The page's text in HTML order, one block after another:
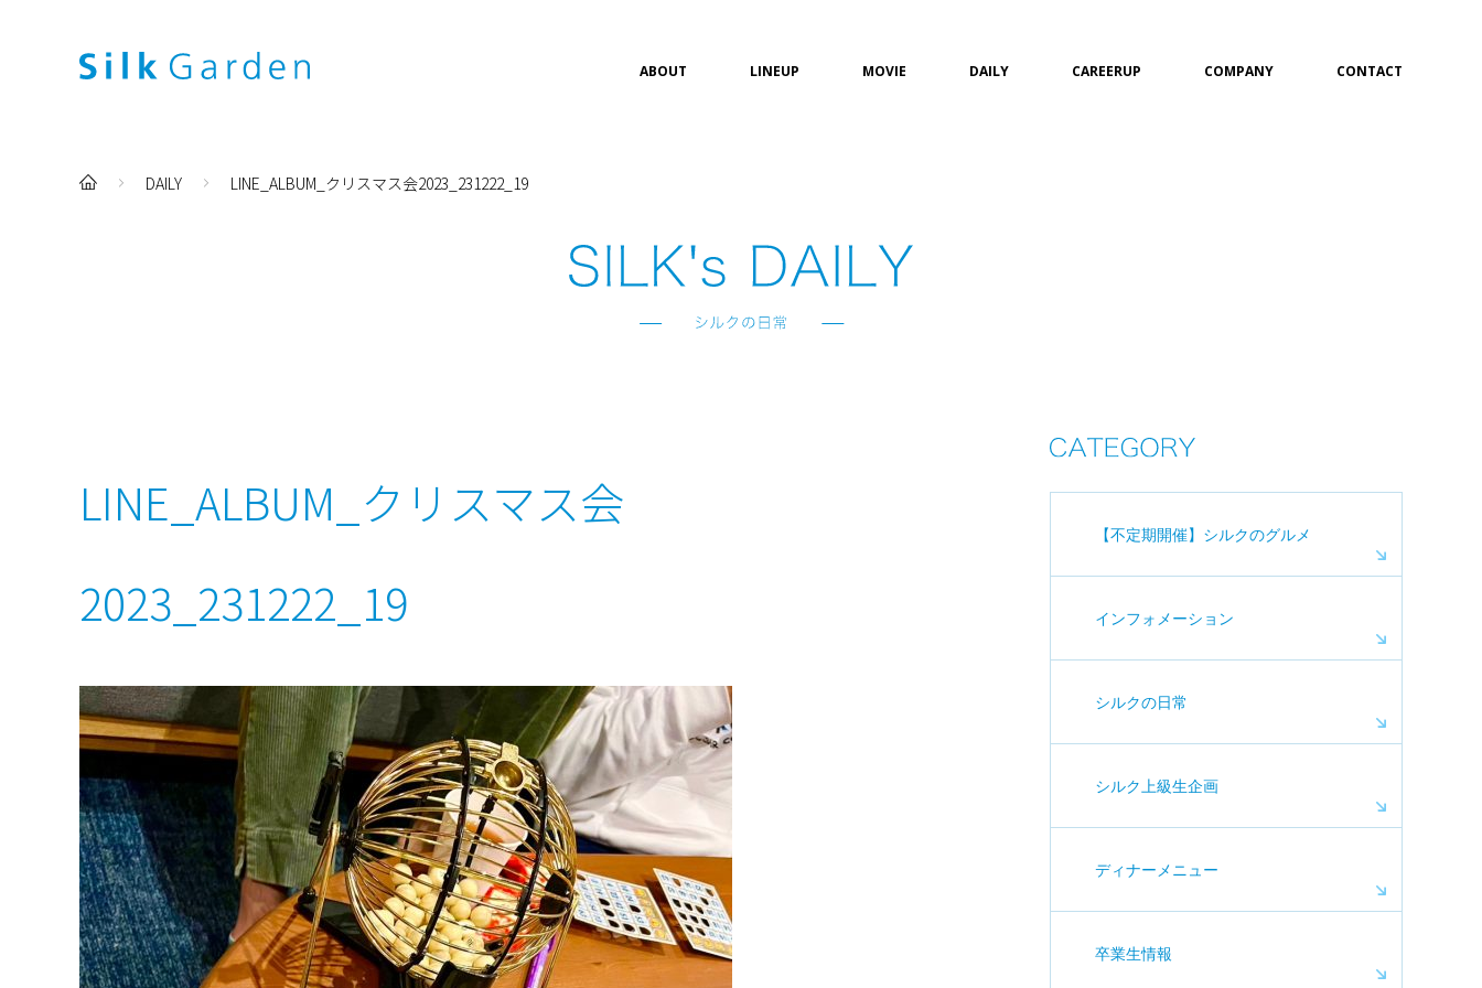
ABOUT LINEUP MOVIE DAILY CAREERUP COMPANY CONTACT
DAILY LINE_ALBUM_クリスマス会2023_231222_19
LINE_ALBUM_クリスマス会
2023_231222_19
【不定期開催】シルクのグルメ
インフォメーション
シルクの日常
シルク上級生企画
ディナーメニュー
卒業生情報